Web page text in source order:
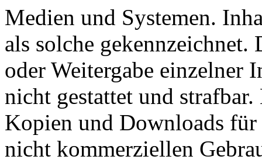
Medien und Systemen.
als solche
oder Weitergabe einzelner
nicht gestattet und
Kopien und Downloads
nicht kommerziellen